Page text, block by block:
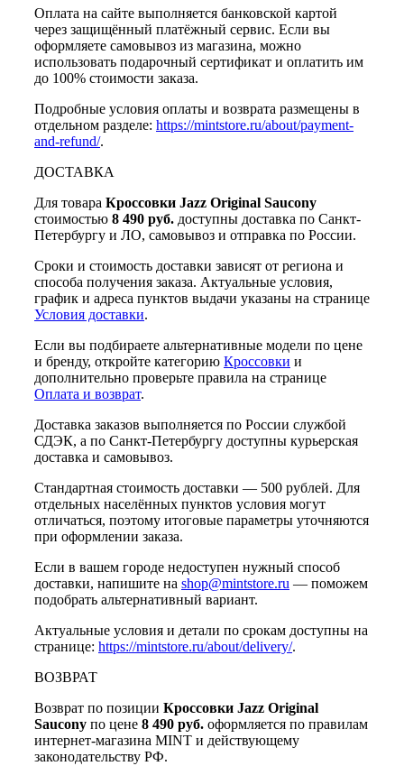
Оплата на сайте выполняется банковской картой
через защищённый платёжный сервис. Если вы
оформляете самовывоз из магазина, можно
использовать подарочный сертификат и оплатить им
до 100% стоимости заказа.
Подробные условия оплаты и возврата размещены в
отдельном разделе: https://mintstore.ru/about/payment-
and-refund/.
ДОСТАВКА
Для товара Кроссовки Jazz Original Saucony
стоимостью 8 490 руб. доступны доставка по Санкт-
Петербургу и ЛО, самовывоз и отправка по России.
Сроки и стоимость доставки зависят от региона и
способа получения заказа. Актуальные условия,
график и адреса пунктов выдачи указаны на странице
Условия доставки.
Если вы подбираете альтернативные модели по цене
и бренду, откройте категорию Кроссовки и
дополнительно проверьте правила на странице
Оплата и возврат.
Доставка заказов выполняется по России службой
СДЭК, а по Санкт-Петербургу доступны курьерская
доставка и самовывоз.
Стандартная стоимость доставки — 500 рублей. Для
отдельных населённых пунктов условия могут
отличаться, поэтому итоговые параметры уточняются
при оформлении заказа.
Если в вашем городе недоступен нужный способ
доставки, напишите на shop@mintstore.ru — поможем
подобрать альтернативный вариант.
Актуальные условия и детали по срокам доступны на
странице: https://mintstore.ru/about/delivery/.
ВОЗВРАТ
Возврат по позиции Кроссовки Jazz Original
Saucony по цене 8 490 руб. оформляется по правилам
интернет-магазина MINT и действующему
законодательству РФ.